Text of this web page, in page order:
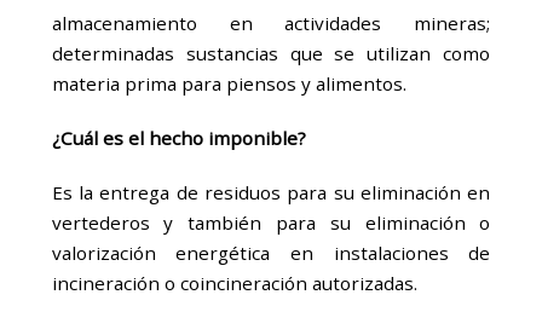
almacenamiento en actividades mineras;
determinadas sustancias que se utilizan como
materia prima para piensos y alimentos.
¿Cuáles el hecho imponible?
Es la entrega de residuos para su eliminación en
vertederos y también para su eliminación o
valorización energética en instalaciones de
incineración o coincineración autorizadas.